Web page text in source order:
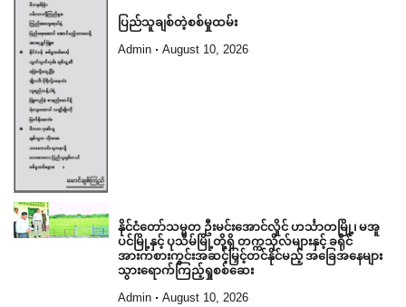
ပြည်သူချစ်တဲ့စစ်မှုထမ်း
Admin August 10, 2026
နိုင်ငံတော်သမ္မတ ဦးမင်းအောင်လှိုင် ဟင်္သာတမြို့၊ မအူ
ပင်မြို့နှင့် ပုသိမ်မြို့တို့ရှိ တက္ကသိုလ်များနှင့် ခရိုင်
အားကစားကွင်းအဆင့်မြှင့်တင်နိုင်မည့် အခြေအနေများ
သွားရောက်ကြည့်ရှုစစ်ဆေး
Admin August 10, 2026